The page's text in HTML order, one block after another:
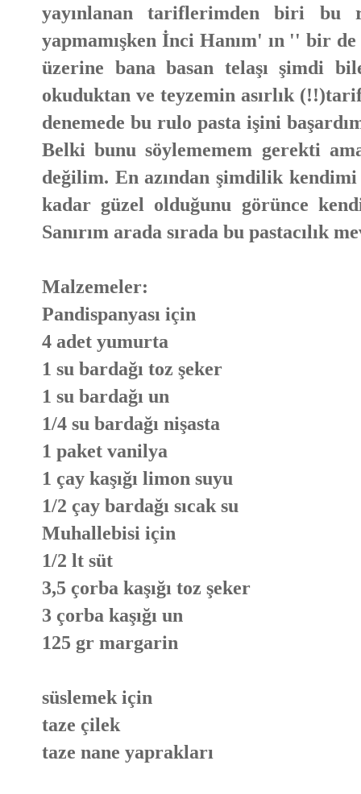
yayınlanan tariflerimden biri bu
yapmamışken İnci Hanım' ın '' bir
üzerine bana basan telaşı şimdi
okuduktan ve teyzemin asırlık
denemede bu rulo pasta işini
Belki bunu söylememem gerekti
değilim. En azından şimdilik
kadar güzel olduğunu görünce
Sanırım arada sırada bu pastacılık
Malzemeler:
Pandispanyası için
4 adet yumurta
1 su bardağı toz şeker
1 su bardağı un
1/4 su bardağı nişasta
1 paket vanilya
1 çay kaşığı limon suyu
1/2 çay bardağı sıcak su
Muhallebisi için
1/2 lt süt
3,5 çorba kaşığı toz şeker
3 çorba kaşığı un
125 gr margarin
süslemek için
taze çilek
taze nane yaprakları